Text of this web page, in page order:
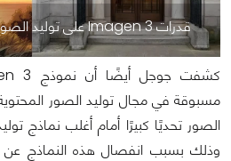
قدرات Imagen 3 على توليد الصور المحتوية على نصوص
مسبوقة في مجال توليد الصور
الصور تحديًا كبيرًا أمام أغلب نماذج
وذلك بسبب انفصال هذه النماذج عن